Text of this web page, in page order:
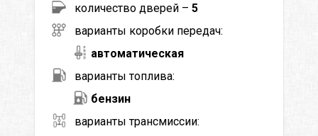
количество дверей – 5
варианты коробки передач:
автоматическая
варианты топлива:
бензин
варианты трансмиссии: